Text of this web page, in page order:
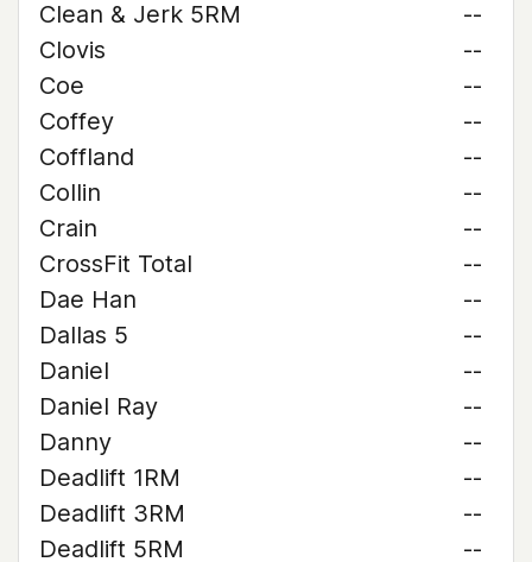
Clean & Jerk 5RM
--
Clovis
--
Coe
--
Coffey
--
Coffland
--
Collin
--
Crain
--
CrossFit Total
--
Dae Han
--
Dallas 5
--
Daniel
--
Daniel Ray
--
Danny
--
Deadlift 1RM
--
Deadlift 3RM
--
Deadlift 5RM
--